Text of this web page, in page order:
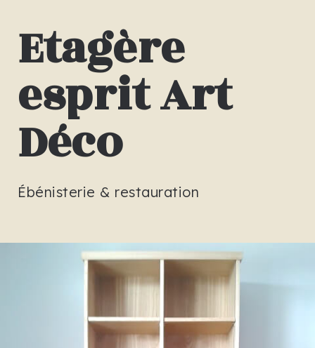
Etagère
esprit Art
Déco
Ébénisterie & restauration